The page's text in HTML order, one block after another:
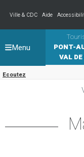
Ville & CDC Aide
PONT-
VAL
Ecoutez
Menu